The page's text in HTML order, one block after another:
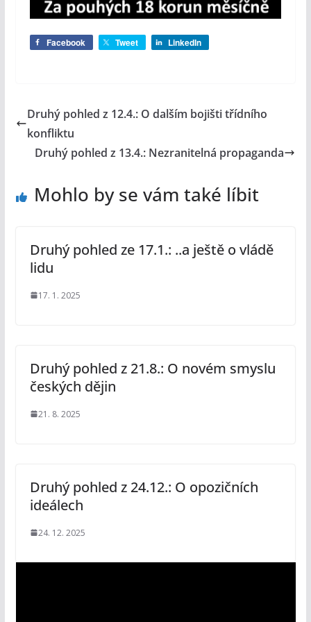
Facebook Tweet LinkedIn
Druhý pohled z 12.4.: O dalším bojišti třídního
konfliktu
Druhý pohled z 13.4.: Nezranitelná propaganda
Mohlo by se vám také líbit
Druhý pohled ze 17.1.: ..a ještě o vládě
lidu
17. 1. 2025
Druhý pohled z 21.8.: O novém smyslu
českých dějin
21. 8. 2025
Druhý pohled z 24.12.: O opozičních
ideálech
24. 12. 2025